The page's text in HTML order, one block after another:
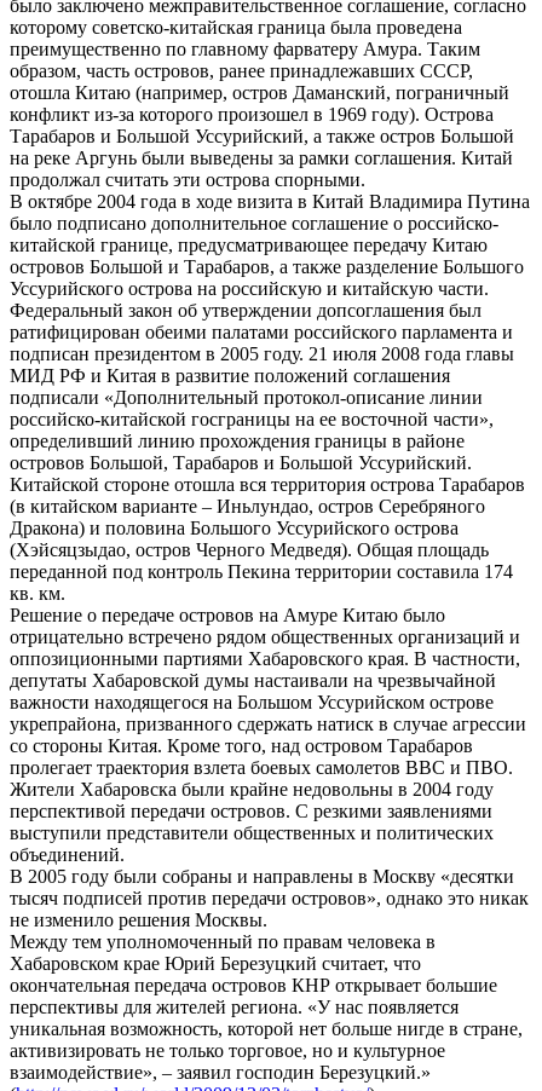
было заключено межправительственное соглашение, согласно
которому советско-китайская граница была проведена
преимущественно по главному фарватеру Амура. Таким
образом, часть островов, ранее принадлежавших СССР,
отошла Китаю (например, остров Даманский, пограничный
конфликт из-за которого произошел в 1969 году). Острова
Тарабаров и Большой Уссурийский, а также остров Большой
на реке Аргунь были выведены за рамки соглашения. Китай
продолжал считать эти острова спорными.
В октябре 2004 года в ходе визита в Китай Владимира Путина
было подписано дополнительное соглашение о российско-
китайской границе, предусматривающее передачу Китаю
островов Большой и Тарабаров, а также разделение Большого
Уссурийского острова на российскую и китайскую части.
Федеральный закон об утверждении допсоглашения был
ратифицирован обеими палатами российского парламента и
подписан президентом в 2005 году. 21 июля 2008 года главы
МИД РФ и Китая в развитие положений соглашения
подписали «Дополнительный протокол-описание линии
российско-китайской госграницы на ее восточной части»,
определивший линию прохождения границы в районе
островов Большой, Тарабаров и Большой Уссурийский.
Китайской стороне отошла вся территория острова Тарабаров
(в китайском варианте – Иньлундао, остров Серебряного
Дракона) и половина Большого Уссурийского острова
(Хэйсяцзыдао, остров Черного Медведя). Общая площадь
переданной под контроль Пекина территории составила 174
кв. км.
Решение о передаче островов на Амуре Китаю было
отрицательно встречено рядом общественных организаций и
оппозиционными партиями Хабаровского края. В частности,
депутаты Хабаровской думы настаивали на чрезвычайной
важности находящегося на Большом Уссурийском острове
укрепрайона, призванного сдержать натиск в случае агрессии
со стороны Китая. Кроме того, над островом Тарабаров
пролегает траектория взлета боевых самолетов ВВС и ПВО.
Жители Хабаровска были крайне недовольны в 2004 году
перспективой передачи островов. С резкими заявлениями
выступили представители общественных и политических
объединений.
В 2005 году были собраны и направлены в Москву «десятки
тысяч подписей против передачи островов», однако это никак
не изменило решения Москвы.
Между тем уполномоченный по правам человека в
Хабаровском крае Юрий Березуцкий считает, что
окончательная передача островов КНР открывает большие
перспективы для жителей региона. «У нас появляется
уникальная возможность, которой нет больше нигде в стране,
активизировать не только торговое, но и культурное
взаимодействие», – заявил господин Березуцкий.»